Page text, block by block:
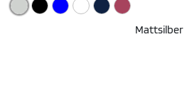
Mattsilber